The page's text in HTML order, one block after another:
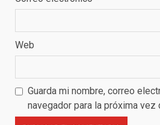
Web
Guarda mi nombre, correo
navegador para la próxima vez